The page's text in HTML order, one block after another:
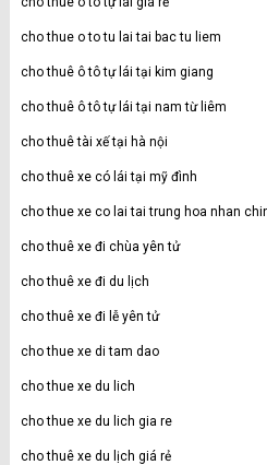
cho thue o to tu lai tai bac tu liem
cho thuê ô tô tự lái tại kim giang
cho thuê ô tô tự lái tại nam từ liêm
cho thuê tài xế tại hà nội
cho thuê xe có lái tại mỹ đình
cho thue xe co lai tai trung hoa nhan
cho thuê xe đi chùa yên tử
cho thuê xe đi du lịch
cho thuê xe đi lễ yên tử
cho thue xe di tam dao
cho thue xe du lich
cho thue xe du lich gia re
cho thuê xe du lịch giá rẻ